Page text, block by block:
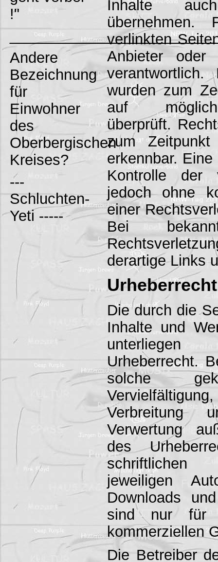
!"
Andere
Bezeichnung
für
Einwohner
des
Oberbergischen
Kreises?
---
Schluchten-
Yeti -----
Inhalte
verlinkten
Anbieter oder
wurden zum
auf
überprüft.
zum
erkennbar.
Kontrolle der
jedoch ohne
einer
Bei
derartige Links
Urheberrecht
Die durch die
Inhalte und
Urheberrecht.
solche
Verwertung
des
jeweiligen
Downloads
sind nur für
kommerziellen
Die Betreiber